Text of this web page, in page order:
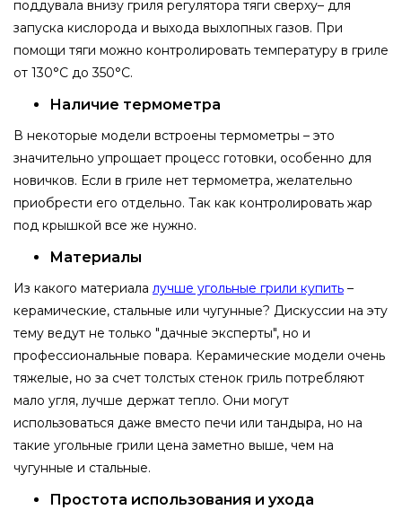
поддувала внизу гриля регулятора тяги сверху– для
запуска кислорода и выхода выхлопных газов. При
помощи тяги можно контролировать температуру в гриле
от 130°С до 350°С.
Наличие термометра
В некоторые модели встроены термометры – это
значительно упрощает процесс готовки, особенно для
новичков. Если в гриле нет термометра, желательно
приобрести его отдельно. Так как контролировать жар
под крышкой все же нужно.
Материалы
Из какого материала лучше угольные грили купить –
керамические, стальные или чугунные? Дискуссии на эту
тему ведут не только "дачные эксперты", но и
профессиональные повара. Керамические модели очень
тяжелые, но за счет толстых стенок гриль потребляют
мало угля, лучше держат тепло. Они могут
использоваться даже вместо печи или тандыра, но на
такие угольные грили цена заметно выше, чем на
чугунные и стальные.
Простота использования и ухода